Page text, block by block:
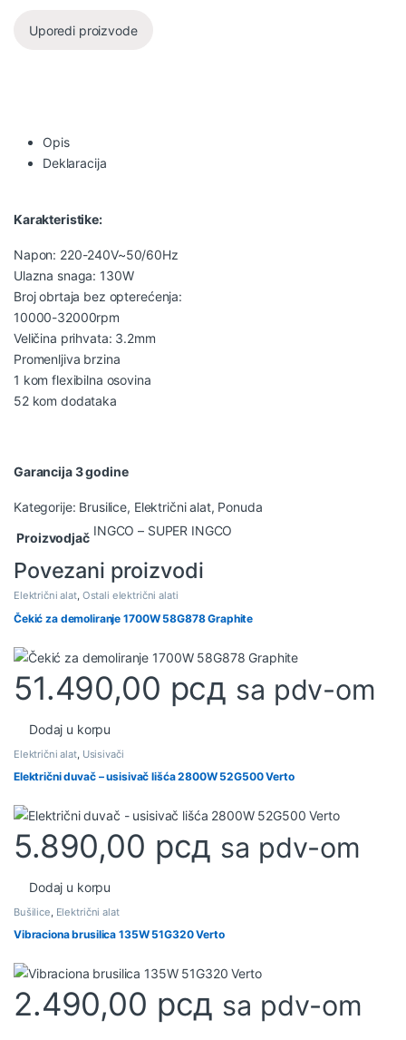
Uporedi proizvode
Opis
Deklaracija
Karakteristike:
Napon: 220-240V~50/60Hz
Ulazna snaga: 130W
Broj obrtaja bez opterećenja:
10000-32000rpm
Veličina prihvata: 3.2mm
Promenljiva brzina
1 kom flexibilna osovina
52 kom dodataka
Garancija 3 godine
Kategorije: Brusilice, Električni alat, Ponuda
Proizvodjač INGCO – SUPER INGCO
Povezani proizvodi
Električni alat, Ostali električni alati
Čekić za demoliranje 1700W 58G878 Graphite
51.490,00 рсд sa pdv-om
Dodaj u korpu
Električni alat, Usisivači
Električni duvač – usisivač lišća 2800W 52G500 Verto
5.890,00 рсд sa pdv-om
Dodaj u korpu
Bušilice, Električni alat
Vibraciona brusilica 135W 51G320 Verto
2.490,00 рсд sa pdv-om